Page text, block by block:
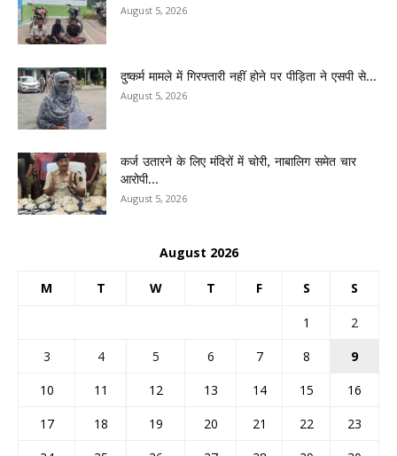
August 5, 2026
दुष्कर्म मामले में गिरफ्तारी नहीं होने पर पीड़िता ने एसपी से...
August 5, 2026
कर्ज उतारने के लिए मंदिरों में चोरी, नाबालिग समेत चार
आरोपी...
August 5, 2026
August 2026
M T W T F S S
1
2
3
4 5 6 7 8
9
10
11 12 13 14 15
16
17
18 19 20 21 22
23